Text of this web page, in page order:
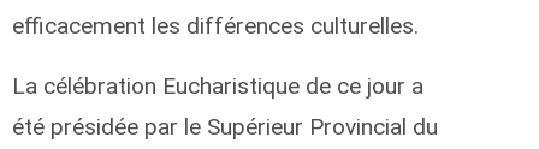
efficacement les différences culturelles.
La célébration Eucharistique de ce jour a
été présidée par le Supérieur Provincial du